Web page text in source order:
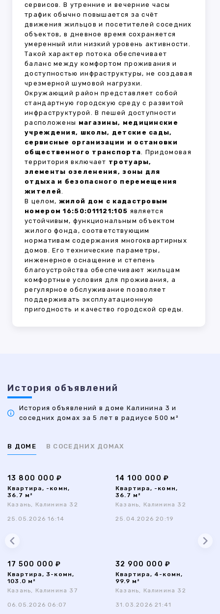
сервисов. В утренние и вечерние часы
трафик обычно повышается за счёт
движения жильцов и посетителей соседних
объектов, в дневное время сохраняется
умеренный или низкий уровень активности.
Такой характер потока обеспечивает
баланс между комфортом проживания и
доступностью инфраструктуры, не создавая
чрезмерной шумовой нагрузки.
Окружающий район представляет собой
стандартную городскую среду с развитой
инфраструктурой. В пешей доступности
расположены магазины, медицинские
учреждения, школы, детские сады,
сервисные организации и остановки
общественного транспорта. Придомовая
территория включает тротуары,
элементы озеленения, зоны для
отдыха и безопасного перемещения
жителей.
В целом, жилой дом с кадастровым
номером 16:50:011121:105 является
устойчивым, функциональным объектом
жилого фонда, соответствующим
нормативам содержания многоквартирных
домов. Его технические параметры,
инженерное оснащение и степень
благоустройства обеспечивают жильцам
комфортные условия для проживания, а
регулярное обслуживание позволяет
поддерживать эксплуатационную
пригодность и качество городской среды.
История объявлений
История объявлений в доме Калинина 3 и
соседних домах за 5 лет в радиусе 500 м²
В ДОМЕ В СОСЕДНИХ ДОМАХ
13 800 000 ₽
Квартира, -комн,
36.7 м²
Казань, Калинина 32
25.05.2026 16:14
14 100 000 ₽
Квартира, -комн,
36.7 м²
Казань, Калинина 32
25.04.2026 20:19
17 500 000 ₽
Квартира, 3-комн,
103.0 м²
Казань, Калинина 37
06.05.2026 06:07
32 900 000 ₽
Квартира, 4-комн,
99.9 м²
Казань, Калинина 32
31.03.2026 21:41